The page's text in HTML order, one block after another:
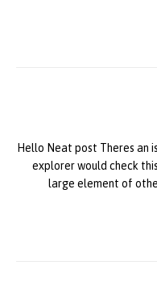
Hello Neat post Theres an
explorer would check
large element of